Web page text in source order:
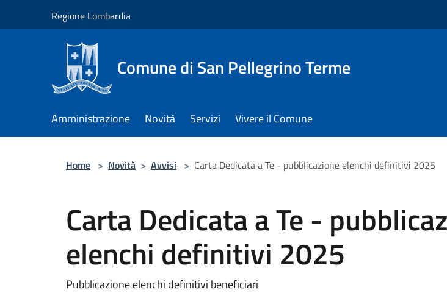
Regione Lombardia
Comune di San Pellegrino Terme
Amministrazione Novità Servizi Vivere il Comune
Home > Novità > Avvisi > Carta Dedicata a Te - pubblicazione elenchi definitivi 2025
Carta Dedicata a Te -
elenchi definitivi 2025
Pubblicazione elenchi definitivi beneficiari